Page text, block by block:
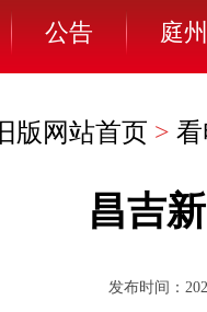
公告 庭
旧版网站首页 >
昌吉
发布时间：